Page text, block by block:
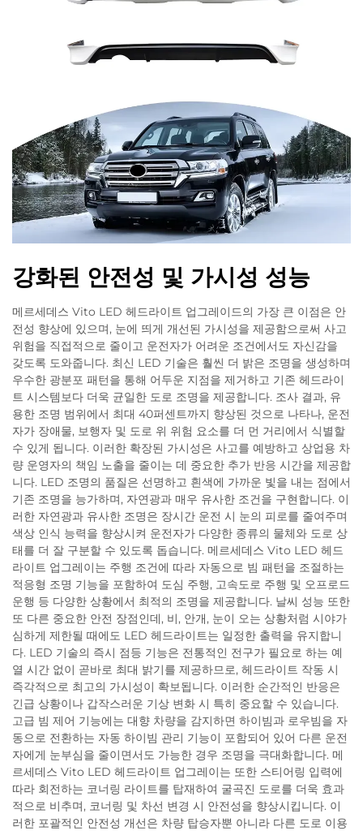
강화된 안전성 및 가시성 성능
메르세데스 Vito LED 헤드라이트 업그레이드의 가장 큰 이점은 안
전성 향상에 있으며, 눈에 띄게 개선된 가시성을 제공함으로써 사고
위험을 직접적으로 줄이고 운전자가 어려운 조건에서도 자신감을
갖도록 도와줍니다. 최신 LED 기술은 훨씬 더 밝은 조명을 생성하며
우수한 광분포 패턴을 통해 어두운 지점을 제거하고 기존 헤드라이
트 시스템보다 더욱 균일한 도로 조명을 제공합니다. 조사 결과, 유
용한 조명 범위에서 최대 40퍼센트까지 향상된 것으로 나타나, 운전
자가 장애물, 보행자 및 도로 위 위험 요소를 더 먼 거리에서 식별할
수 있게 됩니다. 이러한 확장된 가시성은 사고를 예방하고 상업용 차
량 운영자의 책임 노출을 줄이는 데 중요한 추가 반응 시간을 제공합
니다. LED 조명의 품질은 선명하고 흰색에 가까운 빛을 내는 점에서
기존 조명을 능가하며, 자연광과 매우 유사한 조건을 구현합니다. 이
러한 자연광과 유사한 조명은 장시간 운전 시 눈의 피로를 줄여주며
색상 인식 능력을 향상시켜 운전자가 다양한 종류의 물체와 도로 상
태를 더 잘 구분할 수 있도록 돕습니다. 메르세데스 Vito LED 헤드
라이트 업그레이는 주행 조건에 따라 자동으로 빔 패턴을 조절하는
적응형 조명 기능을 포함하여 도심 주행, 고속도로 주행 및 오프로드
운행 등 다양한 상황에서 최적의 조명을 제공합니다. 날씨 성능 또한
또 다른 중요한 안전 장점인데, 비, 안개, 눈이 오는 상황처럼 시야가
심하게 제한될 때에도 LED 헤드라이트는 일정한 출력을 유지합니
다. LED 기술의 즉시 점등 기능은 전통적인 전구가 필요로 하는 예
열 시간 없이 곧바로 최대 밝기를 제공하므로, 헤드라이트 작동 시
즉각적으로 최고의 가시성이 확보됩니다. 이러한 순간적인 반응은
긴급 상황이나 갑작스러운 기상 변화 시 특히 중요할 수 있습니다.
고급 빔 제어 기능에는 대향 차량을 감지하면 하이빔과 로우빔을 자
동으로 전환하는 자동 하이빔 관리 기능이 포함되어 있어 다른 운전
자에게 눈부심을 줄이면서도 가능한 경우 조명을 극대화합니다. 메
르세데스 Vito LED 헤드라이트 업그레이는 또한 스티어링 입력에
따라 회전하는 코너링 라이트를 탑재하여 굴곡진 도로를 더욱 효과
적으로 비추며, 코너링 및 차선 변경 시 안전성을 향상시킵니다. 이
러한 포괄적인 안전성 개선은 차량 탑승자뿐 아니라 다른 도로 이용